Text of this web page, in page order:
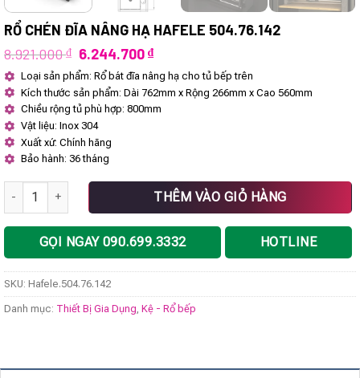
RỔ CHÉN ĐĨA NÂNG HẠ HAFELE 504.76.142
8.921.000₫ Giá
gốc
là:
8.921.000 ₫.
6.244.700₫Giá
hiện
tại
là:
6.244.700 ₫.
Loại sản phẩm: Rổ bát đĩa nâng hạ cho tủ bếp trên
Kích thước sản phẩm: Dài 762mm x Rộng 266mm x Cao 560mm
Chiều rộng tủ phù hợp: 800mm
Vật liệu: Inox 304
Xuất xứ: Chính hãng
Bảo hành: 36 tháng
Rổ chén đĩa nâng hạ Hafele 504.76.142 số lượng
THÊM VÀO GIỎ HÀNG
GỌI NGAY 090.699.3332 HOTLINE
SKU: Hafele.504.76.142
Danh mục: Thiết Bị Gia Dụng Kệ - Rổ bếp